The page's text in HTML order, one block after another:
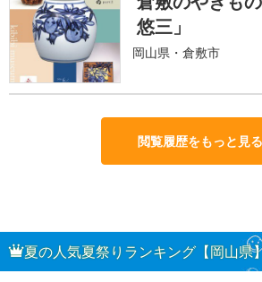
悠三」
岡山県・倉敷市
閲覧履歴をもっと見る
夏の人気夏祭りランキング【岡山県